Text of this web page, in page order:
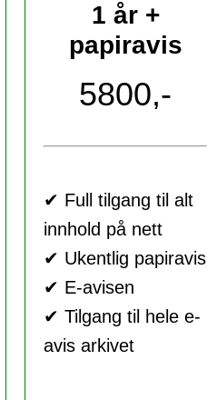
1 år +
papiravis
5800,-
✔ Full tilgang til alt
innhold på nett
✔ Ukentlig papiravis
✔ E-avisen
✔ Tilgang til hele e-
avis arkivet